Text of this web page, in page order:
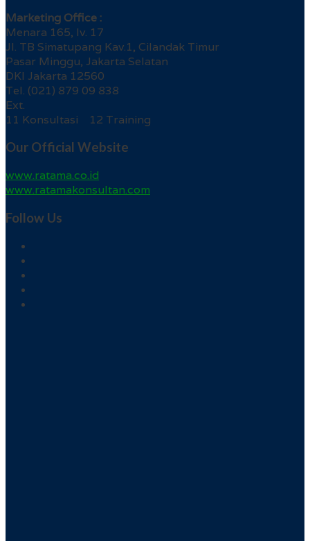
Marketing Office :
Menara 165, lv. 17
Jl. TB Simatupang Kav.1, Cilandak Timur
Pasar Minggu, Jakarta Selatan
DKI Jakarta 12560
Tel. (021) 879 09 838
Ext.
11 Konsultasi 12 Training
Our Official Website
www.ratama.co.id
www.ratamakonsultan.com
Follow Us